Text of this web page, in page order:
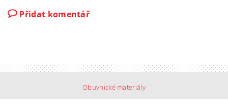
Přidat komentář
Obuvnické materiály